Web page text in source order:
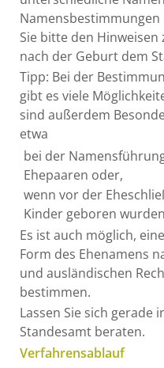
Sie bitte den Hinweisen
nach der Geburt dem
Tipp: Bei der
gibt es viele
sind außerdem
etwa
bei der
Ehepaaren oder,
wenn vor der
Kinder geboren
Es ist auch möglich,
Form des Ehenamens
und ausländischen
bestimmen.
Lassen Sie sich gerade
Standesamt beraten.
Verfahrensablauf